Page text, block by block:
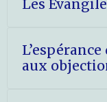
Les
aux